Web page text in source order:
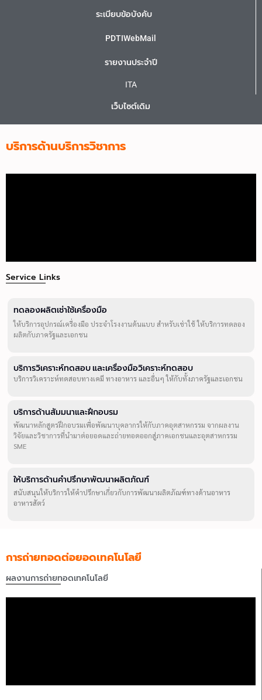
ระเบียบข้อบังคับ
PDTIWebMail
รายงานประจำปี
ITA
เว็บไซต์เดิม
บริการด้านบริการวิชาการ
Service Links
ทดลองผลิตเช่าใช้เครื่องมือ
ให้บริการอุปกรณ์เครื่องมือ ประจำโรงงานต้นแบบ สำหรับเช่าใช้ ให้บริการทดลอง
ผลิตกับภาครัฐและเอกชน
บริการวิเคราะห์ทดสอบ และเครื่องมือวิเคราะห์ทดสอบ
บริการวิเคราะห์ทดสอบทางเคมี ทางอาหาร และอื่นๆ ให้กับทั้งภาครัฐและเอกชน
บริการด้านสัมมนาและฝึกอบรม
พัฒนาหลักสูตรฝึกอบรมเพื่อพัฒนาบุคลากรให้กับภาคอุตสาหกรรม จากผลงาน
วิจัยและวิชาการที่นำมาต่อยอดและถ่ายทอดออกสู่ภาคเอกชนและอุตสาหกรรม
SME
ให้บริการด้านคำปรึกษาพัฒนาผลิตภัณฑ์
สนับสนุนให้บริการให้คำปรึกษาเกี่ยวกับการพัฒนาผลิตภัณฑ์ทางด้านอาหาร
อาหารสัตว์
การถ่ายทอดต่อยอดเทคโนโลยี
ผลงานการถ่ายทอดเทคโนโลยี